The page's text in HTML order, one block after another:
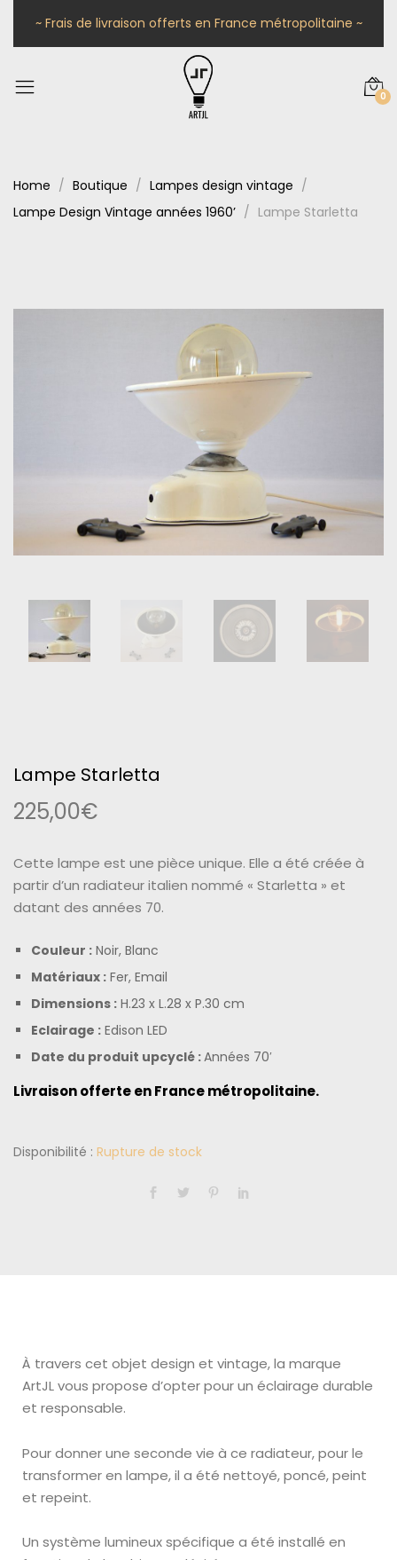
~ Frais de livraison offerts en France métropolitaine ~
0
Home Boutique
Lampes design vintage
Lampe Design Vintage années 1960’
Lampe Starletta
Lampe Starletta
225,00€
Cette lampe est une pièce unique. Elle a été créée à
partir d’un radiateuritalien nommé « Starletta » et
datant des années 70.
Couleur : Noir, Blanc
Matériaux : Fer, Email
Dimensions : H.23 x L.28 x P.30 cm
Eclairage : Edison LED
Date du produit upcyclé :Années 70′
Livraison offerte en France métropolitaine.
Disponibilité : Rupture de stock
À travers cet objet design et vintage, la marque
ArtJL vous propose d’opter pour un éclairage durable
et responsable.
Pour donner une seconde vie à ce radiateur, pour le
transformer en lampe, il a été nettoyé, poncé, peint
et repeint.
Un système lumineux spécifique a été installé en